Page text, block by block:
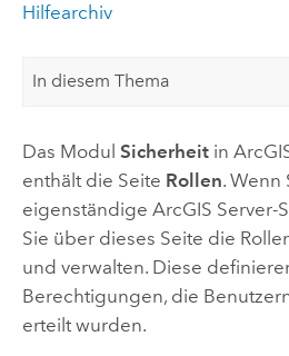
Hilfearchiv
In diesem Thema
Das Modul Sicherheitin
enthält die Seite Rollen. Wenn
eigenständige ArcGIS Server-
Sie über dieses Seite die
und verwalten. Diese
Berechtigungen, die
erteilt wurden.